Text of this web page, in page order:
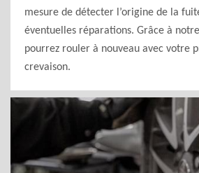
mesure de détecter l’origine de la
éventuelles réparations. Grâce à
pourrez rouler à nouveau avec votre
crevaison.